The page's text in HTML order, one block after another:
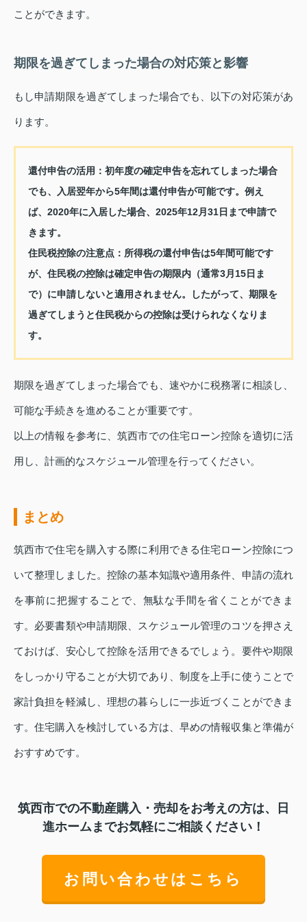
ことができます。
期限を過ぎてしまった場合の対応策と影響
もし申請期限を過ぎてしまった場合でも、以下の対応策があ
ります。
還付申告の活用： 初年度の確定申告を忘れてしまった場合
でも、入居翌年から5年間は還付申告が可能です。例え
ば、2020年に入居した場合、2025年12月31日まで申請で
きます。
住民税控除の注意点： 所得税の還付申告は5年間可能です
が、住民税の控除は確定申告の期限内（通常3月15日ま
で）に申請しないと適用されません。したがって、期限を
過ぎてしまうと住民税からの控除は受けられなくなりま
す。
期限を過ぎてしまった場合でも、速やかに税務署に相談し、
可能な手続きを進めることが重要です。
以上の情報を参考に、筑西市での住宅ローン控除を適切に活
用し、計画的なスケジュール管理を行ってください。
まとめ
筑西市で住宅を購入する際に利用できる住宅ローン控除につ
いて整理しました。控除の基本知識や適用条件、申請の流れ
を事前に把握することで、無駄な手間を省くことができま
す。必要書類や申請期限、スケジュール管理のコツを押さえ
ておけば、安心して控除を活用できるでしょう。要件や期限
をしっかり守ることが大切であり、制度を上手に使うことで
家計負担を軽減し、理想の暮らしに一歩近づくことができま
す。住宅購入を検討している方は、早めの情報収集と準備が
おすすめです。
筑西市での不動産購入・売却をお考えの方は、日
進ホームまでお気軽にご相談ください！
お問い合わせはこちら